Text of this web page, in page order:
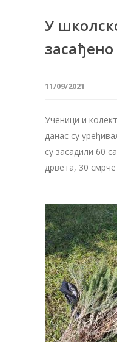
У
11/09/2021
Ученици и
данас су
су засадили 60
дрвета, 30